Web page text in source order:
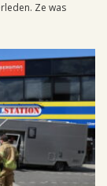
Ze was